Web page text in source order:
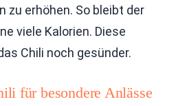
zu erhöhen. So bleibt der
viele Kalorien. Diese
Chili noch gesünder.
für besondere Anlässe